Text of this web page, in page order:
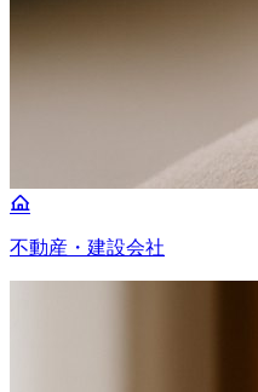
不動産・建設会社